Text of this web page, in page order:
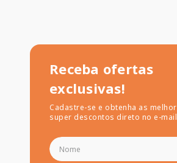
Receba ofertas
exclusivas!
Cadastre-se e obtenha as
super descontos direto no e-